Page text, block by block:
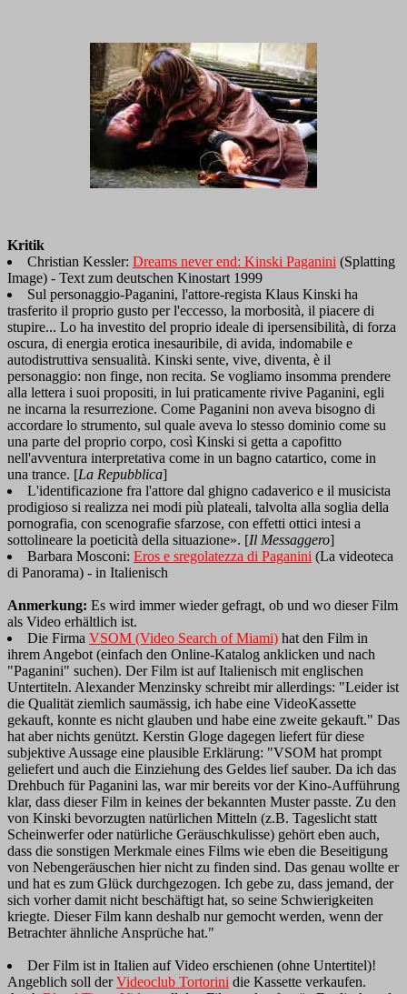
Kritik
Christian Kessler: Dreams never end: Kinski Paganini (Splatting
Image) - Text zum deutschen Kinostart 1999
Sul personaggio-Paganini, l'attore-regista Klaus Kinski ha
trasferito il proprio gusto per l'eccesso, la morbosità, il piacere di
stupire... Lo ha investito del proprio ideale di ipersensibilità, di forza
oscura, di energia erotica inesauribile, di avida, indomabile e
autodistruttiva sensualità. Kinski sente, vive, diventa, è il
personaggio: non finge, non recita. Se vogliamo insomma prendere
alla lettera i suoi propositi, in lui praticamente rivive Paganini, egli
ne incarna la resurrezione. Come Paganini non aveva bisogno di
accordare lo strumento, sul quale aveva lo stesso dominio come su
una parte del proprio corpo, così Kinski si getta a capofitto
nell'avventura interpretativa come in un bagno catartico, come in
una trance. [La Repubblica]
L'identificazione fra l'attore dal ghigno cadaverico e il musicista
prodigioso si realizza nei modi più plateali, talvolta alla soglia della
pornografia, con scenografie sfarzose, con effetti ottici intesi a
sottolineare la poeticità della situazione». [Il Messaggero]
Barbara Mosconi: Eros e sregolatezza di Paganini (La videoteca
di Panorama) - in Italienisch
Anmerkung: Es wird immer wieder gefragt, ob und wo dieser Film
als Video erhältlich ist.
Die Firma VSOM (Video Search of Miami) hat den Film in
ihrem Angebot (einfach den Online-Katalog anklicken und nach
"Paganini" suchen). Der Film ist auf Italienisch mit englischen
Untertiteln. Alexander Menzinsky schreibt mir allerdings: "Leider ist
die Qualität ziemlich saumässig, ich habe eine VideoKassette
gekauft, konnte es nicht glauben und habe eine zweite gekauft." Das
hat aber nichts genützt. Kerstin Gloge dagegen liefert für diese
subjektive Aussage eine plausible Erklärung: "VSOM hat prompt
geliefert und auch die Einziehung des Geldes lief sauber. Da ich das
Drehbuch für Paganini las, war mir bereits vor der Kino-Aufführung
klar, dass dieser Film in keines der bekannten Muster passte. Zu den
von Kinski bevorzugten natürlichen Mitteln (z.B. Tageslicht statt
Scheinwerfer oder natürliche Geräuschkulisse) gehört eben auch,
dass die sonstigen Merkmale eines Films wie eben die Beseitigung
von Nebengeräuschen hier nicht zu finden sind. Das genau wollte er
und hat es zum Glück durchgezogen. Ich gebe zu, dass jemand, der
sich vorher damit nicht beschäftigt hat, so seine Schwierigkeiten
kriegte. Dieser Film kann deshalb nur gemocht werden, wenn der
Betrachter ähnliche Ansprüche hat."
Der Film ist in Italien auf Video erschienen (ohne Untertitel)!
Angeblich soll derVideoclub Tortorini die Kassette verkaufen.